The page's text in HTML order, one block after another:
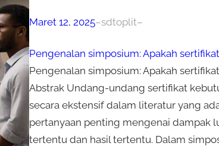
Maret 12, 2025–sdtoplit–
Pengenalan simposium: Apakah
Pengenalan simposium: Apakah
Abstrak Undang-undang sertifikat
secara ekstensif dalam literatur yang
pertanyaan penting mengenai dampak
tertentu dan hasil tertentu. Dalam